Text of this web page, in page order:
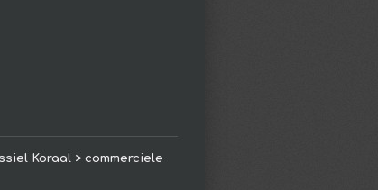
Koraal > commerciele